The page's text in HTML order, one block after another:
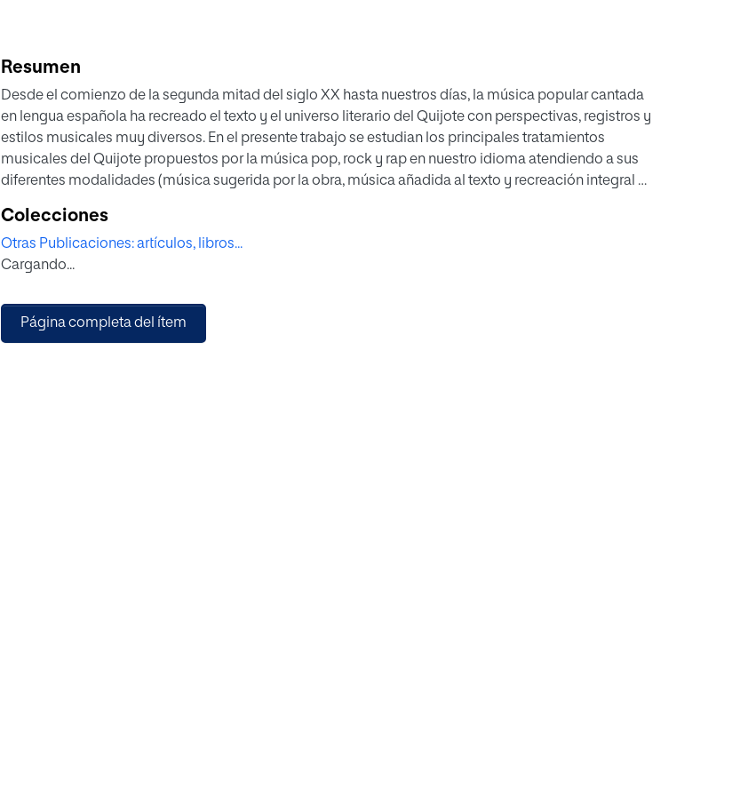
Resumen
Desde el comienzo de la segunda mitad del siglo XX hasta nuestros días, la música popular cantada
en lengua española ha recreado el texto y el universo literario del Quijote con perspectivas, registros y
estilos musicales muy diversos. En el presente trabajo se estudian los principales tratamientos
musicales del Quijote propuestos por la música pop, rock y rap en nuestro idioma atendiendo a sus
diferentes modalidades (música sugerida por la obra, música añadida al texto y recreación integral de
sobre las recreaciones musicales quijotescas.
Colecciones
Otras Publicaciones: artículos, libros...
Cargando...
Página completa del ítem